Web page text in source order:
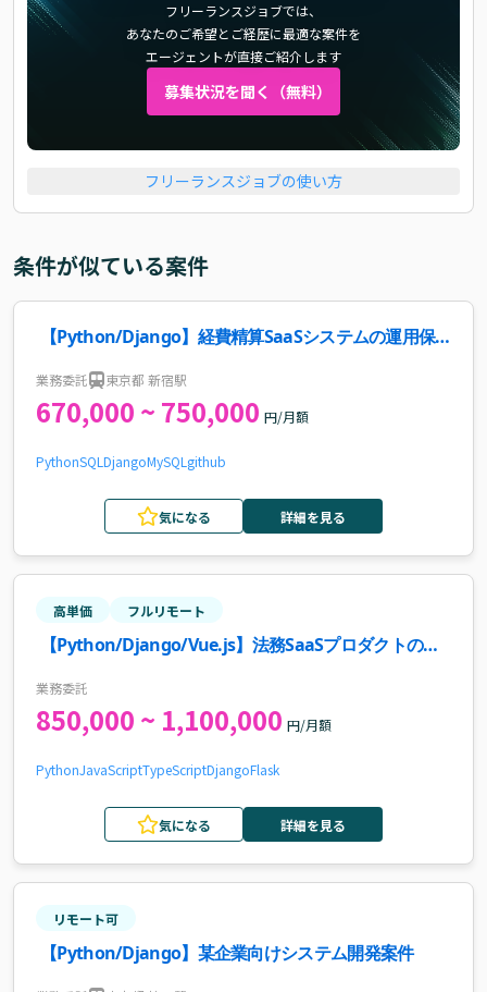
フリーランスジョブでは、
あなたのご希望とご経歴に最適な案件を
エージェントが直接ご紹介します
募集状況を聞く（無料）
フリーランスジョブの使い方
条件が似ている案件
【Python/Django】経費精算SaaSシステムの運用保
業務委託 東京都 新宿駅
670,000 ~ 750,000 円/月額
PythonSQL DjangoMySQL github
気になる 詳細を見る
高単価 フルリモート
【Python/Django/Vue.js】法務SaaSプロダクトのフ
業務委託
850,000 ~ 1,100,000 円/月額
PythonJavaScriptTypeScriptDjangoFlask
気になる 詳細を見る
リモート可
【Python/Django】某企業向けシステム開発案件